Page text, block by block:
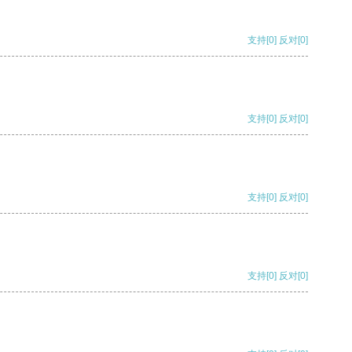
支持[0] 反对[0]
支持[0] 反对[0]
支持[0] 反对[0]
支持[0] 反对[0]